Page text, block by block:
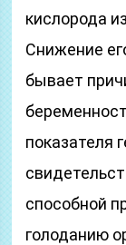
кислорода
Снижение
бывает
показателя
способной
голоданию